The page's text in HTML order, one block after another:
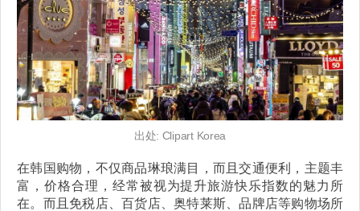
出处: Clipart Korea
在韩国购物，不仅商品琳琅满目，而且交通便利，主题丰
富，价格合理，经常被视为提升旅游快乐指数的魅力所
在。而且免税店、百货店、奥特莱斯、品牌店等购物场所